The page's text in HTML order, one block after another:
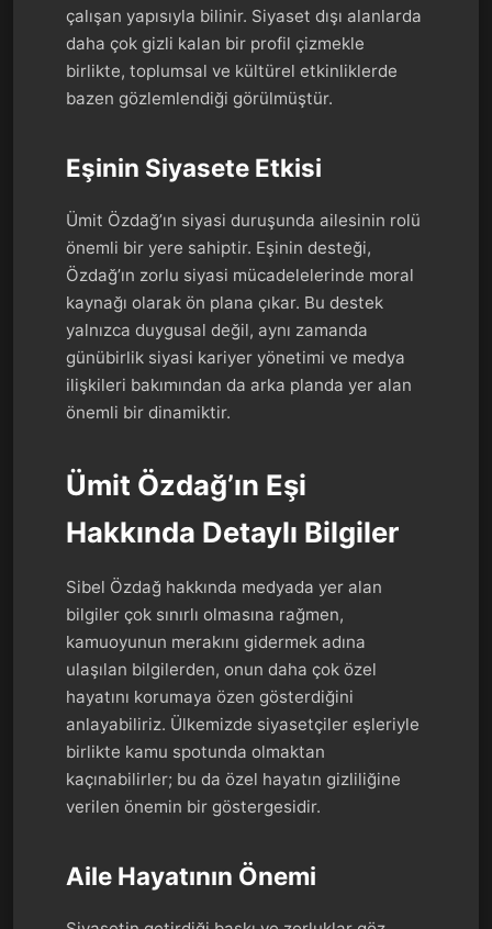
çalışan yapısıyla bilinir. Siyaset dışı alanlarda
daha çok gizli kalan bir profil çizmekle
birlikte, toplumsal ve kültürel etkinliklerde
bazen gözlemlendiği görülmüştür.
Eşinin Siyasete Etkisi
Ümit Özdağ’ın siyasi duruşunda ailesinin rolü
önemli bir yere sahiptir. Eşinin desteği,
Özdağ’ın zorlu siyasi mücadelelerinde moral
kaynağı olarak ön plana çıkar. Bu destek
yalnızca duygusal değil, aynı zamanda
günübirlik siyasi kariyer yönetimi ve medya
ilişkileri bakımından da arka planda yer alan
önemli bir dinamiktir.
Ümit Özdağ’ın Eşi
Hakkında Detaylı Bilgiler
Sibel Özdağ hakkında medyada yer alan
bilgiler çok sınırlı olmasına rağmen,
kamuoyunun merakını gidermek adına
ulaşılan bilgilerden, onun daha çok özel
hayatını korumaya özen gösterdiğini
anlayabiliriz. Ülkemizde siyasetçiler eşleriyle
birlikte kamu spotunda olmaktan
kaçınabilirler; bu da özel hayatın gizliliğine
verilen önemin bir göstergesidir.
Aile Hayatının Önemi